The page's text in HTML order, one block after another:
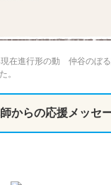
在進行形の動
。
仲谷のぼ
からの応援メッセ